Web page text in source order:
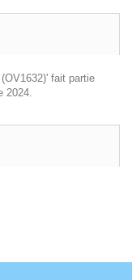
fait partie
2024.